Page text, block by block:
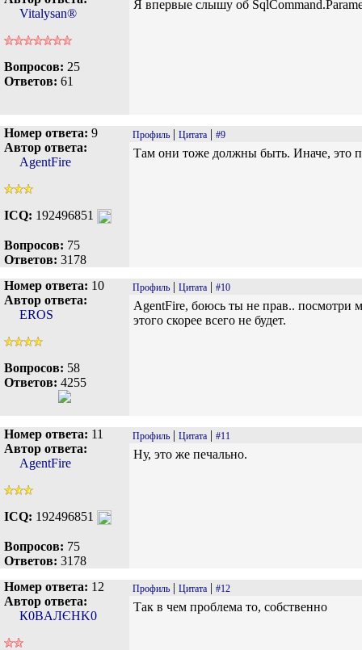
Vitalysan®
Вопросов: 25
Ответов: 61
Я впервые слышу об
Номер ответа: 9
Автор ответа:
AgentFire
ICQ: 192496851
Вопросов: 75
Ответов: 3178
Профиль | Цитата | #9
Там они тоже должны быть. Иначе, это
Номер ответа: 10
Автор ответа:
EROS
Вопросов: 58
Ответов: 4255
Профиль | Цитата | #10
AgentFire, боюсь ты не прав.. посмотри
этого скорее всего не будет.
Номер ответа: 11
Автор ответа:
AgentFire
ICQ: 192496851
Вопросов: 75
Ответов: 3178
Профиль | Цитата | #11
Ну, это же печально.
Номер ответа: 12
Автор ответа:
К0ВAЛЄHK0
Профиль | Цитата | #12
Так в чем проблема то, собственно